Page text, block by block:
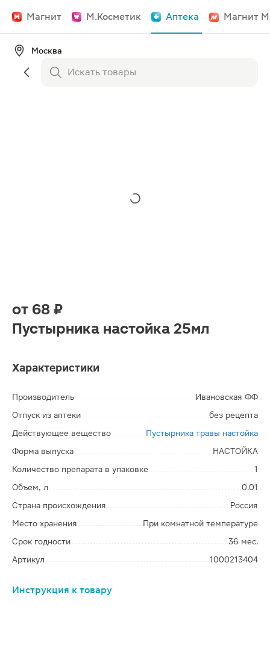
Магнит М.Косметик Аптека Магнит
Москва
от 68 ₽
Пустырника настойка 25мл
Характеристики
Производитель
Ивановская ФФ
Отпуск из аптеки
без рецепта
Действующее вещество
Пустырника травы настойка
Форма выпуска
НАСТОЙКА
Количество препарата в упаковке
1
Объем, л
0.01
Страна происхождения
Россия
Место хранения
При комнатной температуре
Срок годности
36 мес.
Артикул
1000213404
Инструкция к товару